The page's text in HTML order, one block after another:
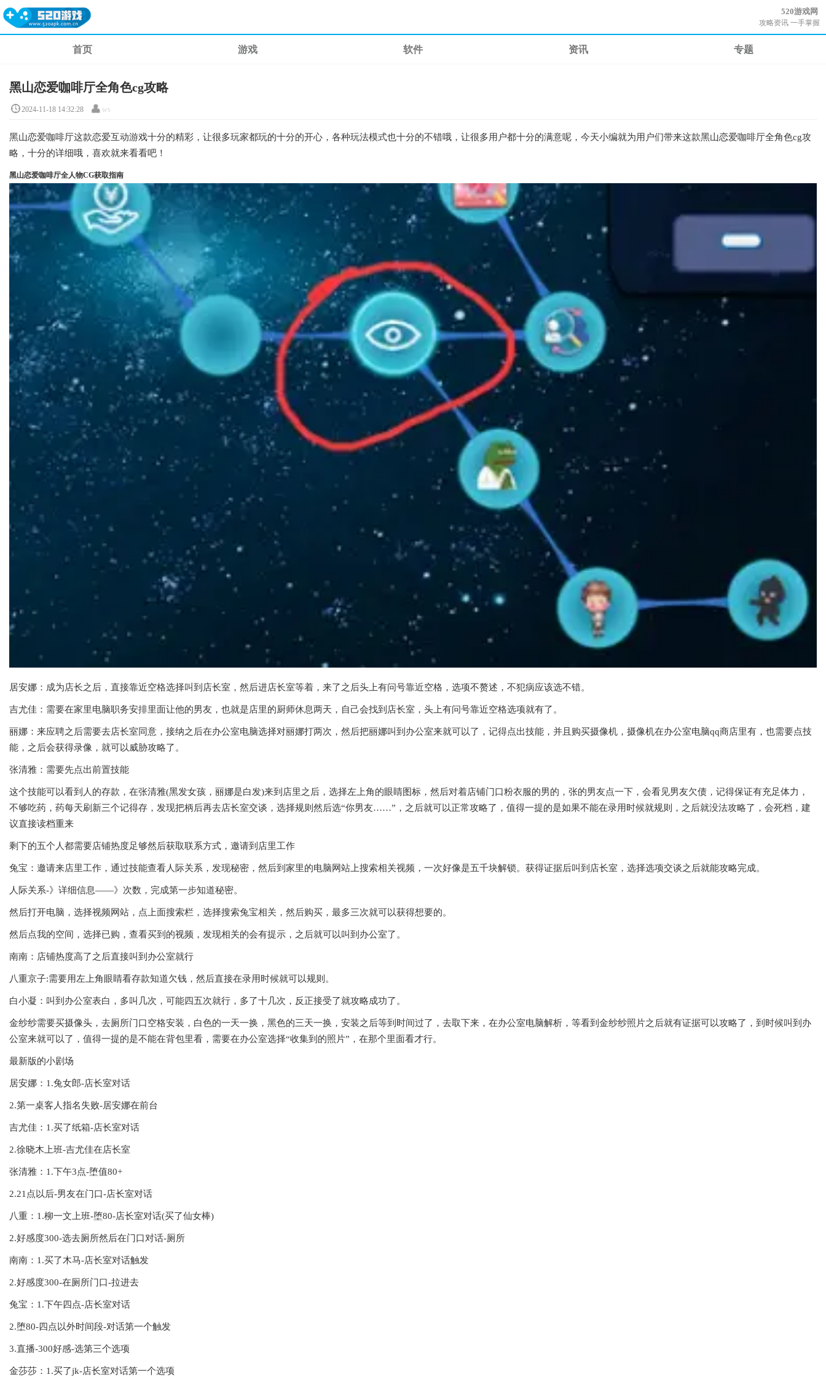
520游戏网
攻略资讯 一手掌握
首页 游戏 软件 资讯 专题
黑山恋爱咖啡厅全角色cg攻略
2024-11-18 14:32:28 ws
黑山恋爱咖啡厅这款恋爱互动游戏十分的精彩，让很多玩家都玩的十分的开心，各种玩法模式也十分的不错哦，让很多用户都十分的满意呢，今天小编就为用户们带来这款黑山恋爱咖啡厅全角色cg攻
略，十分的详细哦，喜欢就来看看吧！
黑山恋爱咖啡厅全人物CG获取指南
居安娜：成为店长之后，直接靠近空格选择叫到店长室，然后进店长室等着，来了之后头上有问号靠近空格，选项不赘述，不犯病应该选不错。
吉尤佳：需要在家里电脑职务安排里面让他的男友，也就是店里的厨师休息两天，自己会找到店长室，头上有问号靠近空格选项就有了。
丽娜：来应聘之后需要去店长室同意，接纳之后在办公室电脑选择对丽娜打两次，然后把丽娜叫到办公室来就可以了，记得点出技能，并且购买摄像机，摄像机在办公室电脑qq商店里有，也需要点技
能，之后会获得录像，就可以威胁攻略了。
张清雅：需要先点出前置技能
这个技能可以看到人的存款，在张清雅(黑发女孩，丽娜是白发)来到店里之后，选择左上角的眼睛图标，然后对着店铺门口粉衣服的男的，张的男友点一下，会看见男友欠债，记得保证有充足体力，
不够吃药，药每天刷新三个记得存，发现把柄后再去店长室交谈，选择规则然后选“你男友……”，之后就可以正常攻略了，值得一提的是如果不能在录用时候就规则，之后就没法攻略了，会死档，建
议直接读档重来
剩下的五个人都需要店铺热度足够然后获取联系方式，邀请到店里工作
兔宝：邀请来店里工作，通过技能查看人际关系，发现秘密，然后到家里的电脑网站上搜索相关视频，一次好像是五千块解锁。获得证据后叫到店长室，选择选项交谈之后就能攻略完成。
人际关系-》详细信息——》次数，完成第一步知道秘密。
然后打开电脑，选择视频网站，点上面搜索栏，选择搜索兔宝相关，然后购买，最多三次就可以获得想要的。
然后点我的空间，选择已购，查看买到的视频，发现相关的会有提示，之后就可以叫到办公室了。
南南：店铺热度高了之后直接叫到办公室就行
八重京子:需要用左上角眼睛看存款知道欠钱，然后直接在录用时候就可以规则。
白小凝：叫到办公室表白，多叫几次，可能四五次就行，多了十几次，反正接受了就攻略成功了。
金纱纱需要买摄像头，去厕所门口空格安装，白色的一天一换，黑色的三天一换，安装之后等到时间过了，去取下来，在办公室电脑解析，等看到金纱纱照片之后就有证据可以攻略了，到时候叫到办
公室来就可以了，值得一提的是不能在背包里看，需要在办公室选择“收集到的照片”，在那个里面看才行。
最新版的小剧场
居安娜：1.兔女郎-店长室对话
2.第一桌客人指名失败-居安娜在前台
吉尤佳：1.买了纸箱-店长室对话
2.徐晓木上班-吉尤佳在店长室
张清雅：1.下午3点-堕值80+
2.21点以后-男友在门口-店长室对话
八重：1.柳一文上班-堕80-店长室对话(买了仙女棒)
2.好感度300-选去厕所然后在门口对话-厕所
南南：1.买了木马-店长室对话触发
2.好感度300-在厕所门口-拉进去
兔宝：1.下午四点-店长室对话
2.堕80-四点以外时间段-对话第一个触发
3.直播-300好感-选第三个选项
金莎莎：1.买了jk-店长室对话第一个选项